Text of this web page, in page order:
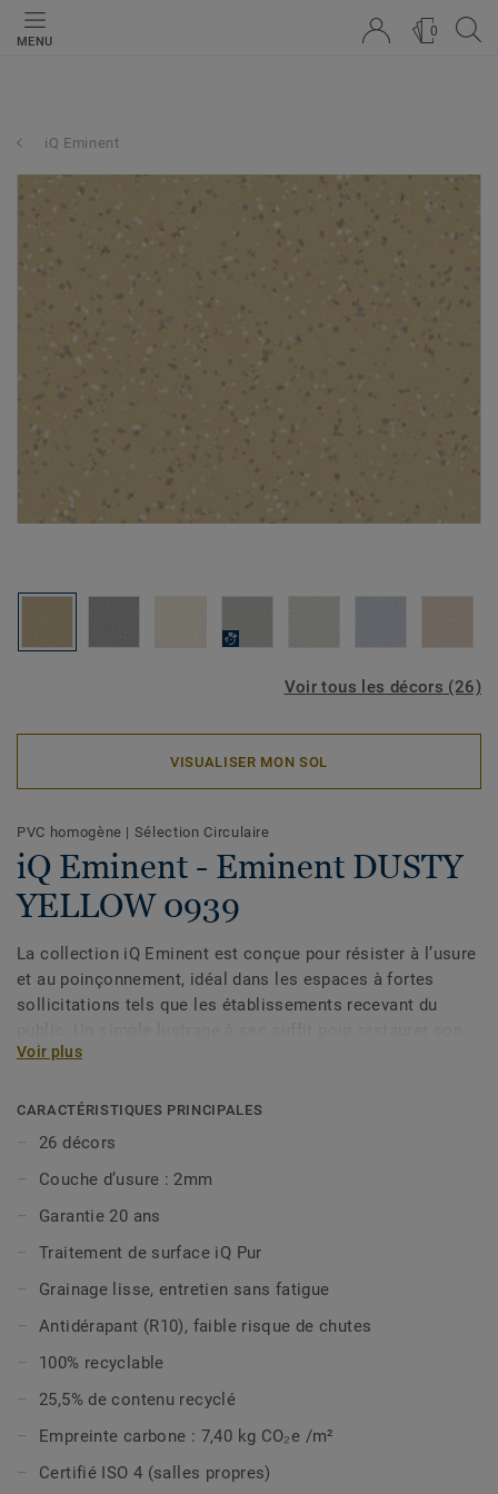
MENU
0
iQ Eminent
Voir tous les décors (26)
VISUALISER MON SOL
PVC homogène | Sélection Circulaire
iQ Eminent - Eminent DUSTY
YELLOW 0939
La collection iQ Eminent est conçue pour résister à l’usure
et au poinçonnement, idéal dans les espaces à fortes
sollicitations tels que les établissements recevant du
aspect d’origine en lui offrant une plus grande longévité.
iQ Eminent est sans biocides, offre une excellente
compatible avec les environnements exigeants tels que les
salles propres. iQ Eminent est composée de 2 designs non
directionnels et 26 couleurs qui s’harmonisent avec les
option vinyle bio-attribuée, pour réduire davantage votre
impact carbone, et est 100% recyclable même en fin
Cette collection fait partie de notre
Voir plus
CARACTÉRISTIQUES PRINCIPALES
26 décors
Couche d’usure : 2mm
Garantie 20 ans
Traitement de surface iQ Pur
Grainage lisse, entretien sans fatigue
Antidérapant (R10), faible risque de chutes
100% recyclable
25,5% de contenu recyclé
Empreinte carbone : 7,40 kg CO₂e /m²
Certifié ISO 4 (salles propres)